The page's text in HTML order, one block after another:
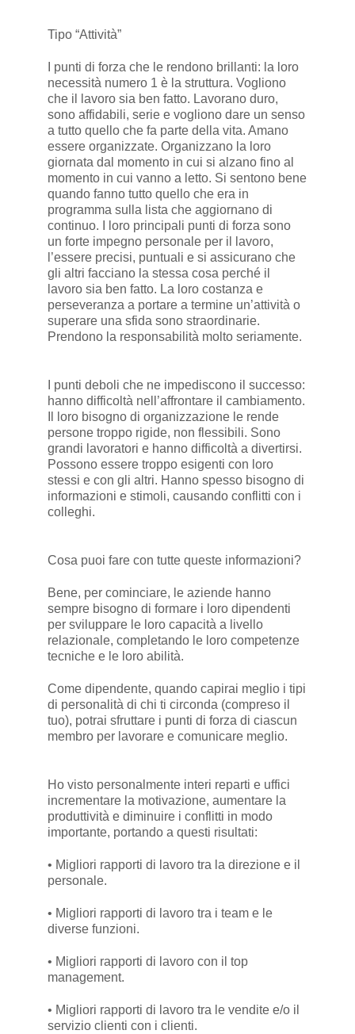
Tipo “Attività”
I punti di forza che le rendono brillanti: la loro
necessità numero 1 è la struttura. Vogliono
che il lavoro sia ben fatto. Lavorano duro,
sono affidabili, serie e vogliono dare un senso
a tutto quello che fa parte della vita. Amano
essere organizzate. Organizzano la loro
giornata dal momento in cui si alzano fino al
momento in cui vanno a letto. Si sentono bene
quando fanno tutto quello che era in
programma sulla lista che aggiornano di
continuo. I loro principali punti di forza sono
un forte impegno personale per il lavoro,
l’essere precisi, puntuali e si assicurano che
gli altri facciano la stessa cosa perché il
lavoro sia ben fatto. La loro costanza e
perseveranza a portare a termine un’attività o
superare una sfida sono straordinarie.
Prendono la responsabilità molto seriamente.
I punti deboli che ne impediscono il successo:
hanno difficoltà nell’affrontare il cambiamento.
Il loro bisogno di organizzazione le rende
persone troppo rigide, non flessibili. Sono
grandi lavoratori e hanno difficoltà a divertirsi.
Possono essere troppo esigenti con loro
stessi e con gli altri. Hanno spesso bisogno di
informazioni e stimoli, causando conflitti con i
colleghi.
Cosa puoi fare con tutte queste informazioni?
Bene, per cominciare, le aziende hanno
sempre bisogno di formare i loro dipendenti
per sviluppare le loro capacità a livello
relazionale, completando le loro competenze
tecniche e le loro abilità.
Come dipendente, quando capirai meglio i tipi
di personalità di chi ti circonda (compreso il
tuo), potrai sfruttare i punti di forza di ciascun
membro per lavorare e comunicare meglio.
Ho visto personalmente interi reparti e uffici
incrementare la motivazione, aumentare la
produttività e diminuire i conflitti in modo
importante, portando a questi risultati:
• Migliori rapporti di lavoro tra la direzione e il
personale.
• Migliori rapporti di lavoro tra i team e le
diverse funzioni.
• Migliori rapporti di lavoro con il top
management.
• Migliori rapporti di lavoro tra le vendite e/o il
servizio clienti con i clienti.